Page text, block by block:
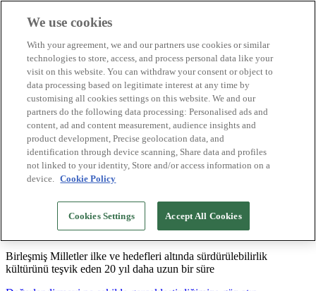
Biosphere Şirketlerini
Değerlendirmeyi nasıl yapıyoruz
Biz kimiz
TR
English
Español
Português
Français
Català
Deutsch
Sürdürülebilir modeller oluşturuyor ve iyi
uygulamaları tasdikliyoruz
Birleşmiş Milletler ilke ve hedefleri altında sürdürülebilirlik
kültürünü teşvik eden 20 yıl daha uzun bir süre
We use cookies
With your agreement, we and our partners use cookies or similar
technologies to store, access, and process personal data like your
visit on this website. You can withdraw your consent or object to
data processing based on legitimate interest at any time by
customising all cookies settings on this website. We and our
partners do the following data processing: Personalised ads and
content, ad and content measurement, audience insights and
product development, Precise geolocation data, and
identification through device scanning, Share data and profiles
not linked to your identity, Store and/or access information on a
device. Cookie Policy
Cookies Settings Accept All Cookies